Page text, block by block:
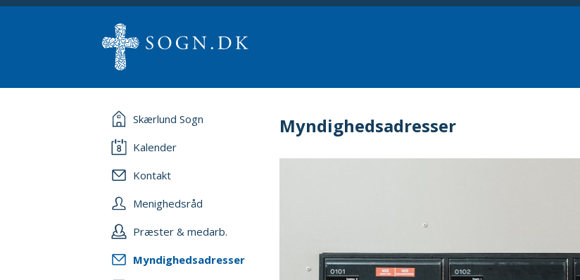
Skærlund Sogn
Kalender
Kontakt
Menighedsråd
Præster & medarb.
Myndighedsadresser
Myndighedsadresser